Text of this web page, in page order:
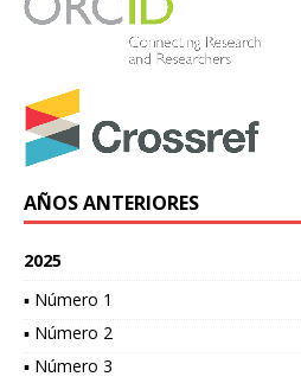
AÑOS ANTERIORES
2025
▪ Número 1
▪ Número 2
▪ Número 3